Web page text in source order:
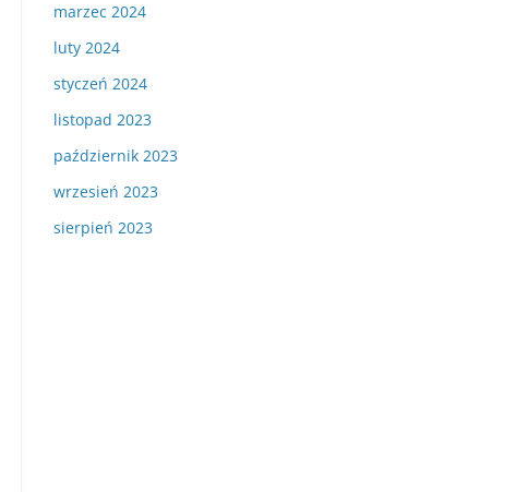
marzec 2024
luty 2024
styczeń 2024
listopad 2023
październik 2023
wrzesień 2023
sierpień 2023